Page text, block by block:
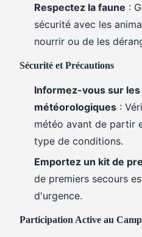
Respectez la faune :
sécurité avec les
nourrir ou de les
Sécurité et Précautions
Informez-vous sur
météorologiques :
météo avant de partir
type de conditions.
Emportez un kit de
de premiers secours
d'urgence.
Participation Active au Camp